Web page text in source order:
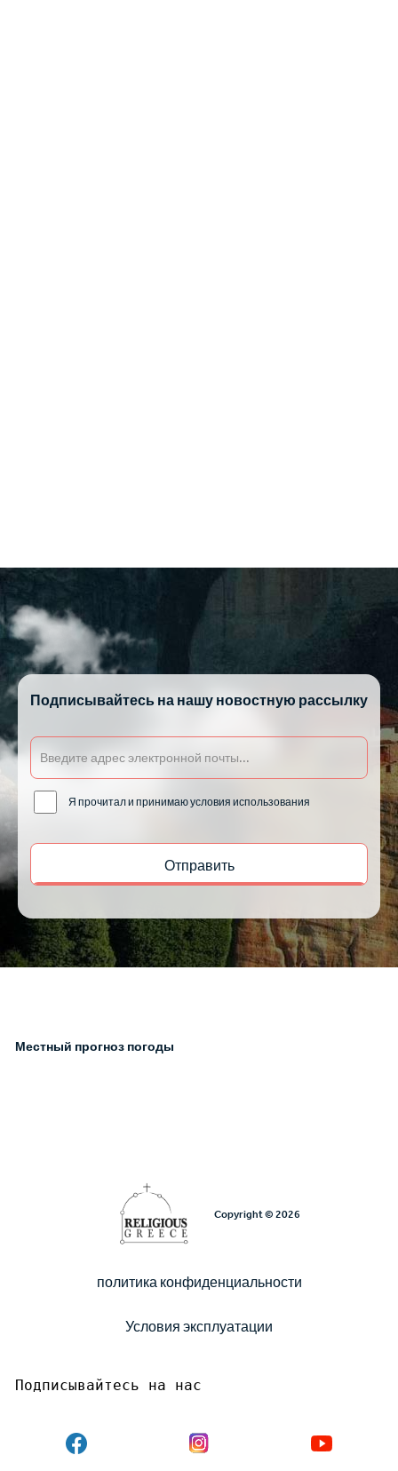
Подписывайтесь на нашу новостную рассылку
Я прочитал и принимаю условия использования
Местный прогноз погоды
Copyright © 2026
Υποσέλιδο
политика конфиденциальности
Условия эксплуатации
Подписывайтесь на нас